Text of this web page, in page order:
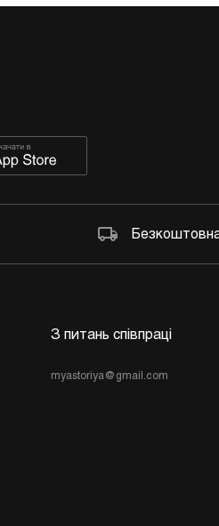
З питань співпраці
myastoriya@gmail.com